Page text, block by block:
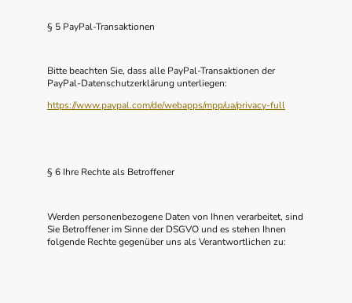
§ 5 PayPal-Transaktionen
Bitte beachten Sie, dass alle PayPal-Transaktionen der
PayPal-Datenschutzerklärung unterliegen:
https://www.paypal.com/de/webapps/mpp/ua/privacy-full
§ 6 Ihre Rechte als Betroffener
Werden personenbezogene Daten von Ihnen verarbeitet, sind
Sie Betroffener im Sinne der DSGVO und es stehen Ihnen
folgende Rechte gegenüber uns als Verantwortlichen zu: